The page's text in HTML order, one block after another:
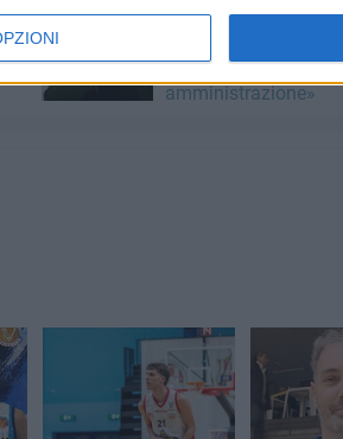
ASM Molfetta, Adele
«Le mie dimissioni
rispetto verso la
amministrazione»